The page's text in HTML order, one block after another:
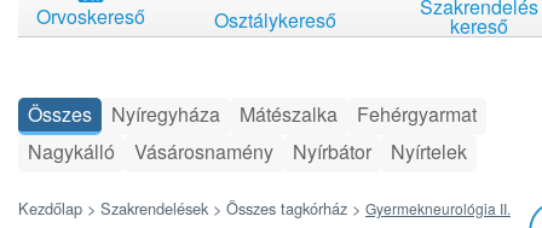
Orvoskereső Osztálykereső Szakrendelés
kereső
Összes Nyíregyháza Mátészalka
Fehérgyarmat
Nagykálló
Vásárosnamény Nyírbátor Nyírtelek
Kezdőlap > Szakrendelések > Összes tagkórház > Gyermekneurológia II.